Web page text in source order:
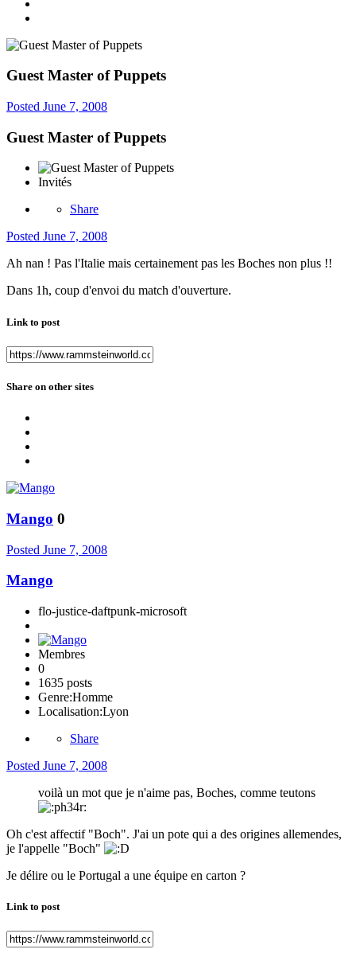
Guest Master of Puppets
Posted June 7, 2008
Guest Master of Puppets
Invités
Share
Posted June 7, 2008
Ah nan ! Pas l'Italie mais certainement pas les Boches non plus !!
Dans 1h, coup d'envoi du match d'ouverture.
Link to post
Share on other sites
Mango 0
Posted June 7, 2008
Mango
flo-justice-daftpunk-microsoft
Membres
0
1635 posts
Genre:Homme
Localisation:Lyon
Share
Posted June 7, 2008
voilà un mot que je n'aime pas, Boches, comme teutons
Oh c'est affectif "Boch". J'ai un pote qui a des origines allemendes,
je l'appelle "Boch"
Je délire ou le Portugal a une équipe en carton ?
Link to post